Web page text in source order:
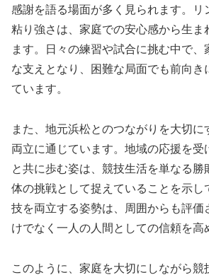
感謝を語る場面が多く見られます。リ
粘り強さは、家庭での安心感から生ま
ます。日々の練習や試合に挑む中で、
な支えとなり、困難な局面でも前向き
ています。
また、地元浜松とのつながりを大切
両立に通じています。地域の応援を受
と共に歩む姿は、競技生活を単なる勝
体の挑戦として捉えていることを示し
技を両立する姿勢は、周囲からも評価
けでなく一人の人間としての信頼を高
このように、家庭を大切にしながら競